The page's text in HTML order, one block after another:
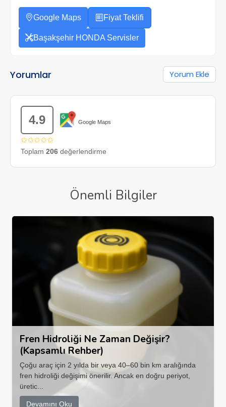
Google Maps Fiyat Teklifi
Başakşehir HONDA Servisler
Yorumlar Yorum Ekle
4.9 Google Maps
✩✩✩✩✩
Toplam 206 değerlendirme
Önemli Bilgiler
Fren Hidroliği Ne Zaman Değişir?
(Kapsamlı Rehber)
Çoğu araç için 2 yılda bir veya 40–60 bin km aralığında
fren hidroliği değişimi önerilir. Ancak en doğru periyot,
üretic...
Devamını Oku